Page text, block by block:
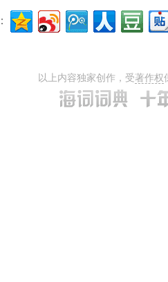
以上内容独家创作，受著作权